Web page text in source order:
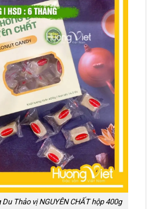
Thảo vị NGUYÊN CHẤT hộp 400g